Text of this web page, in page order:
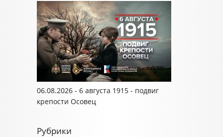
06.08.2026 - 6 августа 1915 - подвиг
крепости Осовец
Рубрики